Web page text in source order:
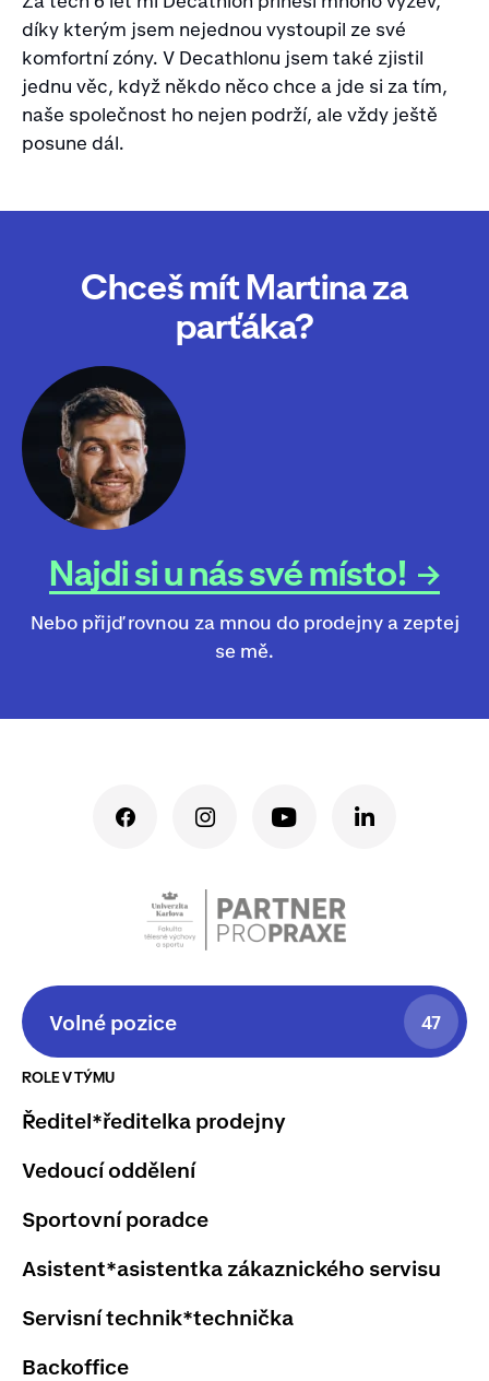
díky kterým jsem nejednou vystoupil ze své
komfortní zóny. V Decathlonu jsem také zjistil
jednu věc, když někdo něco chce a jde si za tím,
naše společnost ho nejen podrží, ale vždy ještě
posune dál.
Chceš mít Martina za
parťáka?
Najdi si u nás své místo!
Nebo přijď rovnou za mnou do prodejny a zeptej
se mě.
Volné pozice 47
ROLE V TÝMU
Ředitel*ředitelka prodejny
Vedoucí oddělení
Sportovní poradce
Asistent*asistentka zákaznického servisu
Servisní technik*technička
Backoffice